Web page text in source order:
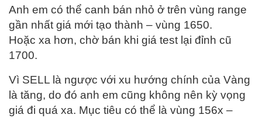
Anh em có thể canh bán nhỏ ở trên vùng range
gần nhất giá mới tạo thành – vùng 1650.
Hoặc xa hơn, chờ bán khi giá test lại đỉnh cũ
1700.
Vì SELL là ngược với xu hướng chính của Vàng
là tăng, do đó anh em cũng không nên kỳ vọng
giá đi quá xa. Mục tiêu có thể là vùng 156x –